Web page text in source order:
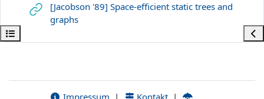
Kursindex öffnen
[Jacobson '89] Space-efficient static trees and
graphsLink/URL